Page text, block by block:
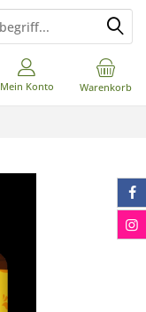
Warenkorb
Mein Konto